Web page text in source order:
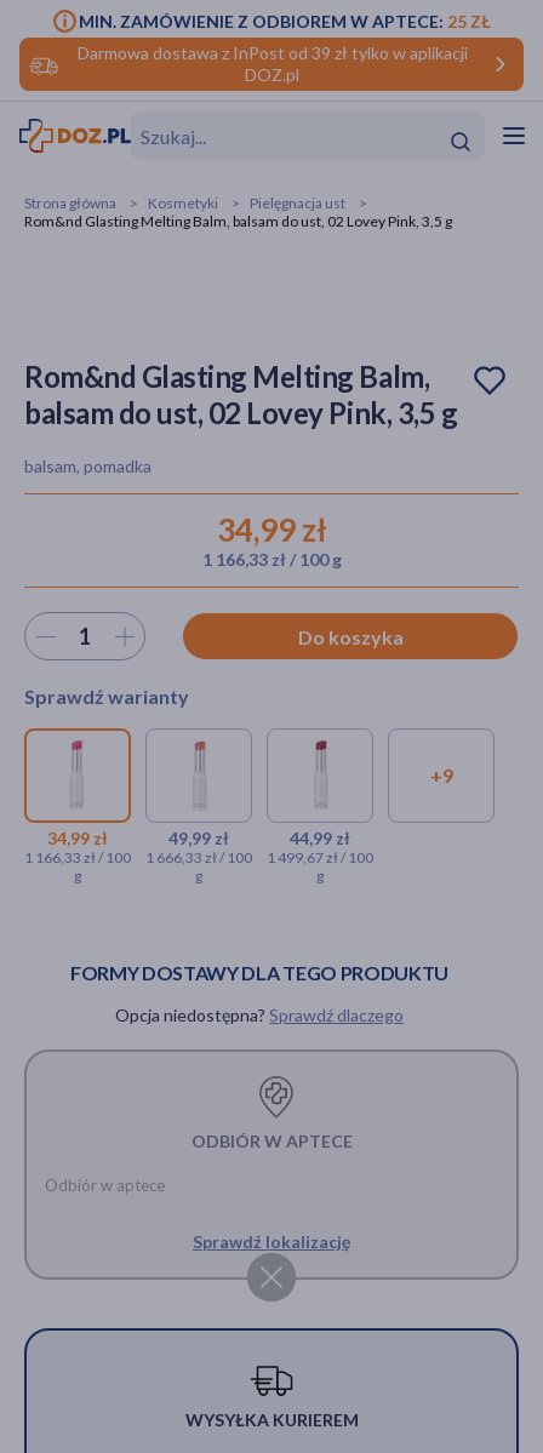
Darmowa dostawa z InPost od 39 zł tylko w aplikacji
DOZ.pl
MIN. ZAMÓWIENIE Z ODBIOREM W APTECE: 25 ZŁ
Strona główna Kosmetyki
Pielęgnacja ust
Rom&nd Glasting Melting Balm, balsam do ust, 02 Lovey Pink, 3,5 g
Rom&nd Glasting Melting Balm,
balsam do ust, 02 Lovey Pink, 3,5 g
balsam, pomadka
34,99 zł
1 166,33 zł / 100 g
Wybierz ilość Do koszyka
Sprawdź warianty
34,99 zł
1 166,33 zł / 100
g
Rom&nd Glasting Melting
Balm, balsam do ust, 02 Lovey
Pink, 3,5 g
49,99 zł
1 666,33 zł / 100
g
Rom&nd Glasting
Melting Balm, balsam
do ust, 03 Sorbet
Balm, 3,5 g
44,99 zł
1 499,67 zł / 100
g
Rom&nd
Glasting
+9
FORMY DOSTAWY DLA TEGO PRODUKTU
Opcja niedostępna? Sprawdź dlaczego
ODBIÓR W APTECE
Odbiór w aptece
Sprawdź lokalizację
WYSYŁKA KURIEREM